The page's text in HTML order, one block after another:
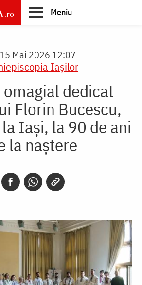
Meniu
15 Mai 2026 12:07
Iaşilor
dedicat
Florin Bucescu,
Iași, la 90 de ani
la naștere